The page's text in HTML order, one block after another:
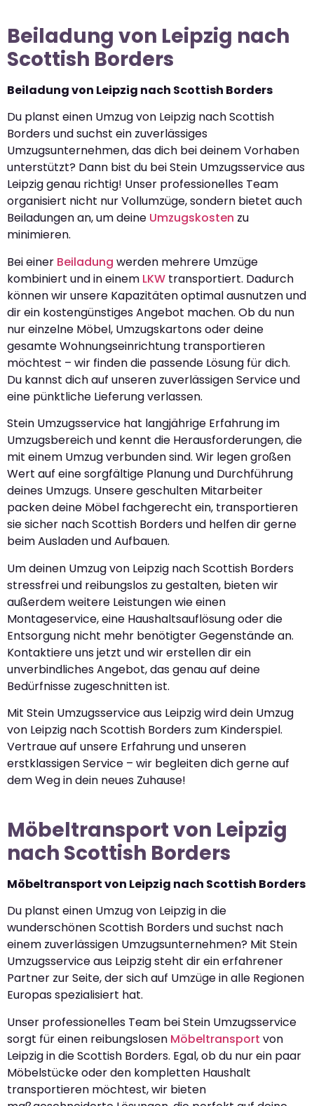
Beiladung von Leipzig nach
Scottish Borders
Beiladung von Leipzig nach Scottish Borders
Du planst einen Umzug von Leipzig nach Scottish
Borders und suchst ein zuverlässiges
Umzugsunternehmen, das dich bei deinem Vorhaben
unterstützt? Dann bist du bei Stein Umzugsservice aus
Leipzig genau richtig! Unser professionelles Team
organisiert nicht nur Vollumzüge, sondern bietet auch
Beiladungen an, um deine Umzugskosten zu
minimieren.
Bei einer Beiladung werden mehrere Umzüge
kombiniert und in einem LKW transportiert. Dadurch
können wir unsere Kapazitäten optimal ausnutzen und
dir ein kostengünstiges Angebot machen. Ob du nun
nur einzelne Möbel, Umzugskartons oder deine
gesamte Wohnungseinrichtung transportieren
möchtest – wir finden die passende Lösung für dich.
Du kannst dich auf unseren zuverlässigen Service und
eine pünktliche Lieferung verlassen.
Stein Umzugsservice hat langjährige Erfahrung im
Umzugsbereich und kennt die Herausforderungen, die
mit einem Umzug verbunden sind. Wir legen großen
Wert auf eine sorgfältige Planung und Durchführung
deines Umzugs. Unsere geschulten Mitarbeiter
packen deine Möbel fachgerecht ein, transportieren
sie sicher nach Scottish Borders und helfen dir gerne
beim Ausladen und Aufbauen.
Um deinen Umzug von Leipzig nach Scottish Borders
stressfrei und reibungslos zu gestalten, bieten wir
außerdem weitere Leistungen wie einen
Montageservice, eine Haushaltsauflösung oder die
Entsorgung nicht mehr benötigter Gegenstände an.
Kontaktiere uns jetzt und wir erstellen dir ein
unverbindliches Angebot, das genau auf deine
Bedürfnisse zugeschnitten ist.
Mit Stein Umzugsservice aus Leipzig wird dein Umzug
von Leipzig nach Scottish Borders zum Kinderspiel.
Vertraue auf unsere Erfahrung und unseren
erstklassigen Service – wir begleiten dich gerne auf
dem Weg in dein neues Zuhause!
Möbeltransport von Leipzig
nach Scottish Borders
Möbeltransport von Leipzig nach Scottish Borders
Du planst einen Umzug von Leipzig in die
wunderschönen Scottish Borders und suchst nach
einem zuverlässigen Umzugsunternehmen? Mit Stein
Umzugsservice aus Leipzig steht dir ein erfahrener
Partner zur Seite, der sich auf Umzüge in alle Regionen
Europas spezialisiert hat.
Unser professionelles Team bei Stein Umzugsservice
sorgt für einen reibungslosen Möbeltransport von
Leipzig in die Scottish Borders. Egal, ob du nur ein paar
Möbelstücke oder den kompletten Haushalt
transportieren möchtest, wir bieten